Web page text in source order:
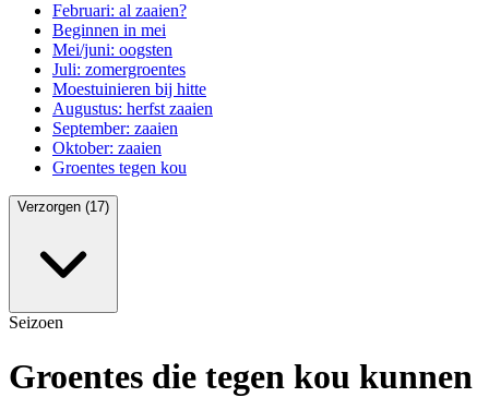
Februari: al zaaien?
Beginnen in mei
Mei/juni: oogsten
Juli: zomergroentes
Moestuinieren bij hitte
Augustus: herfst zaaien
September: zaaien
Oktober: zaaien
Groentes tegen kou
Verzorgen (17)
Seizoen
Groentes die tegen kou kunnen